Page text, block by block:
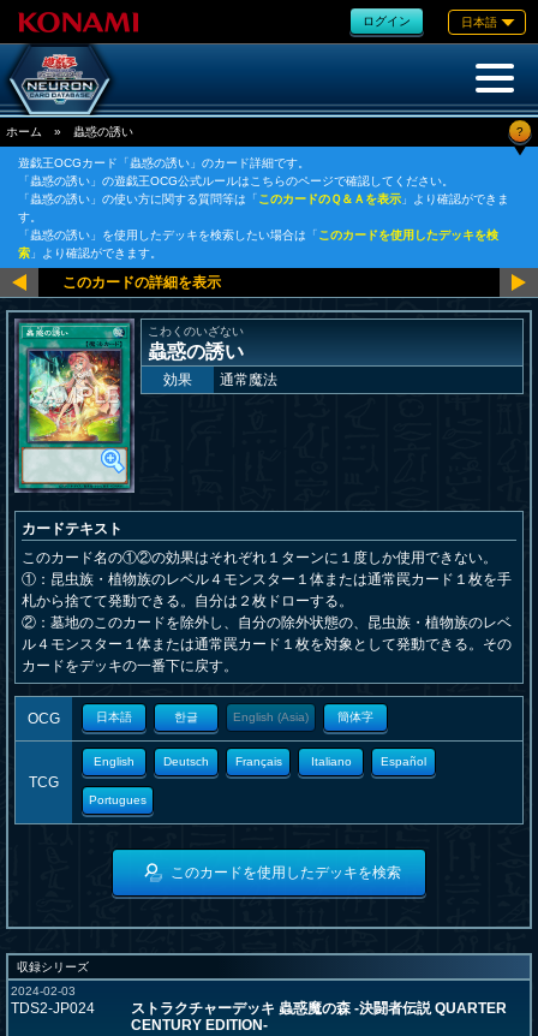
ログイン 日本語
ホーム » 蟲惑の誘い ?
遊戯王OCGカード「蟲惑の誘い」のカード詳細です。
「蟲惑の誘い」の遊戯王OCG公式ルールはこちらのページで確認してください。
「蟲惑の誘い」の使い方に関する質問等は「このカードのＱ＆Ａを表示 」より確認ができま
す。
「蟲惑の誘い」を使用したデッキを検索したい場合は「このカードを使用したデッキを検
索 」より確認ができます。
こわくのいざない
蟲惑の誘い
効果 通常魔法
カードテキスト
このカード名の①②の効果はそれぞれ１ターンに１度しか使用できない。
①：昆虫族・植物族のレベル４モンスター１体または通常罠カード１枚を手
札から捨てて発動できる。自分は２枚ドローする。
②：墓地のこのカードを除外し、自分の除外状態の、昆虫族・植物族のレベ
ル４モンスター１体または通常罠カード１枚を対象として発動できる。その
カードをデッキの一番下に戻す。
OCG 日本語 한글 English (Asia) 簡体字
TCG
English Deutsch Français Italiano Español
Portugues
このカードを使用したデッキを検索
収録シリーズ
2024-02-03
TDS2-JP024
ストラクチャーデッキ 蟲惑魔の森 -決闘者伝説 QUARTER
CENTURY EDITION-